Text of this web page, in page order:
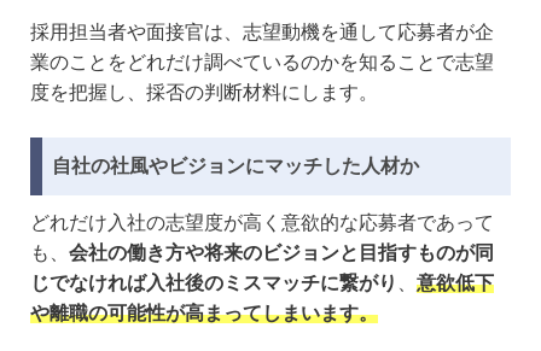
採用担当者や面接官は、志望動機を通して応募者が企
業のことをどれだけ調べているのかを知ることで志望
度を把握し、採否の判断材料にします。
自社の社風やビジョンにマッチした人材か
どれだけ入社の志望度が高く意欲的な応募者であって
も、 会社の働き方や将来のビジョンと目指すものが同
じでなければ入社後のミスマッチに繋がり
意欲低下
や離職の可能性が高まってしまいます。